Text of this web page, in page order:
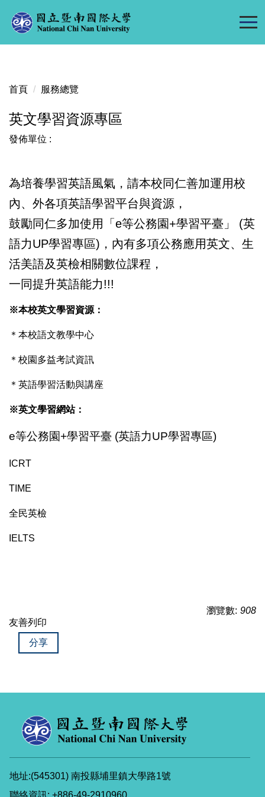
到
區
首頁 服務總覽
英文學習資源專區
發佈單位 :
為培養學習英語風氣，請本校同仁善加運用校
內、外各項英語學習平台與資源，
鼓勵同仁多加使用「e等公務園+學習平臺」 (英
語力UP學習專區)，內有多項公務應用英文、生
活美語及英檢相關數位課程，
一同提升英語能力!!!
※本校英文學習資源：
＊ 本校語文教學中心
＊ 校園多益考試資訊
＊ 英語學習活動與講座
※英文學習網站：
e等公務園+學習平臺 (英語力UP學習專區)
ICRT
TIME
全民英檢
IELTS
瀏覽數: 908
友善列印
分享
地址:(545301) 南投縣埔里鎮大學路1號
聯絡資訊: +886-49-2910960